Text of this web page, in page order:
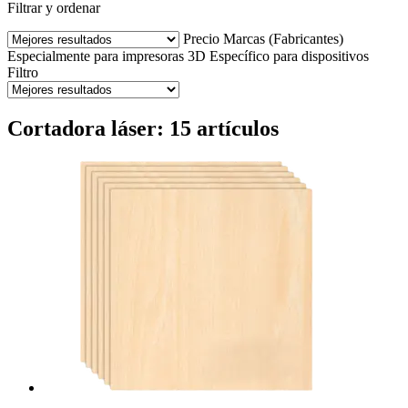
Filtrar y ordenar
Precio Marcas (Fabricantes)
Especialmente para impresoras 3D Específico para dispositivos
Filtro
Cortadora láser: 15 artículos